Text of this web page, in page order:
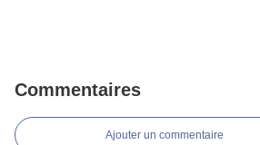
Commentaires
Ajouter un commentaire